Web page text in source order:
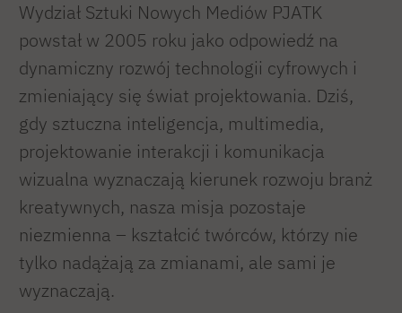
Wydział Sztuki Nowych Mediów PJATK
powstał w 2005 roku jako odpowiedź na
dynamiczny rozwój technologii cyfrowych i
zmieniający się świat projektowania. Dziś,
gdy sztuczna inteligencja, multimedia,
projektowanie interakcji i komunikacja
wizualna wyznaczają kierunek rozwoju branż
kreatywnych, nasza misja pozostaje
niezmienna – kształcić twórców, którzy nie
tylko nadążają za zmianami, ale sami je
wyznaczają.